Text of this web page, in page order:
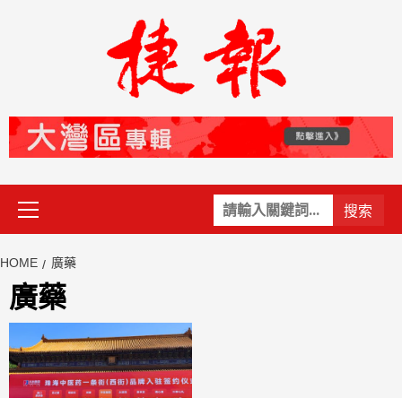
關
鍵
Primary
Menu
HOME 廣藥
廣藥